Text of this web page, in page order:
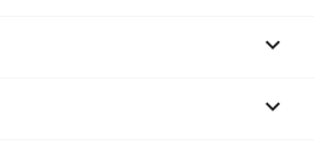

keyboard_arrow_down